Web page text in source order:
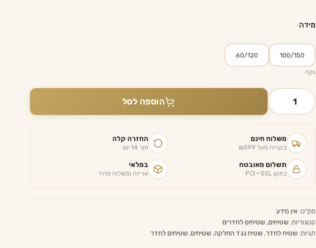
מידה
נקה
100/150
60/120
כמות
של
מעוצב
לחדר
הילדים
חד
הקרן
הוספה לסל
משלוח חינם
בקנייה מעל ₪399
החזרה קלה
תוך 14 יום
תשלום מאובטח
בתקן PCI · SSL
במלאי
אריזה ומשלוח מהיר
מק"ט: אין מידע
קטגוריות:שטיחים,שטיחים לחדרים
תגיות:שטיח לחדר,שטיח נגד החלקה,שטיחים,שטיחים לחדר